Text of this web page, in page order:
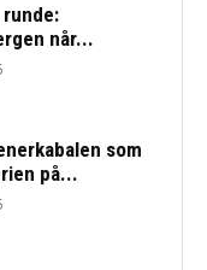
når...
som
på...